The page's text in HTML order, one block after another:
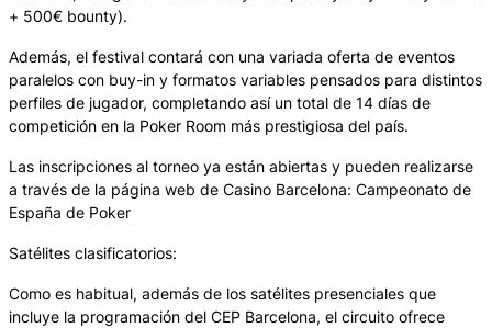
+ 500€ bounty).
Además, el festival contará con una variada oferta de eventos
paralelos con buy-in y formatos variables pensados para distintos
perfiles de jugador, completando así un total de 14 días de
competición en la Poker Room más prestigiosa del país.
Las inscripciones al torneo ya están abiertas y pueden realizarse
a través de la página web de Casino Barcelona: Campeonato de
España de Poker
Satélites clasificatorios:
Como es habitual, además de los satélites presenciales que
incluye la programación del CEP Barcelona, el circuito ofrece